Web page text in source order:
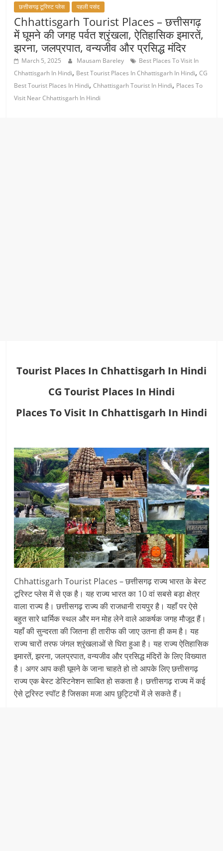
छत्तीसगढ़ टूरिस्ट प्लेस पहली पसंद
Chhattisgarh Tourist Places – छत्तीसगढ़
में घूमने की जगह पर्वत श्रृंखला, ऐतिहासिक इमारतें,
झरना, जलप्रपात, वन्यजीव और प्रसिद्ध मंदिर
March 5, 2025 Mausam Bareley
Best Places To Visit In
Chhattisgarh In Hindi, Best Tourist Places In Chhattisgarh In Hindi,CG
Best Tourist Places In Hindi,Chhattisgarh Tourist In Hindi, Places To
Visit Near Chhattisgarh In Hindi
Tourist Places In Chhattisgarh In Hindi
CG Tourist Places In Hindi
Places To Visit In Chhattisgarh In Hindi
Chhattisgarh Tourist Places – छत्तीसगढ़ राज्य भारत के बेस्ट
टूरिस्ट प्लेस में से एक है। यह राज्य भारत का 10 वां सबसे बड़ा क्षेत्र
वाला राज्य है। छत्तीसगढ़ राज्य की राजधानी रायपुर है। यहाँ पर ऐसे
बहुत सारे धार्मिक स्थल और मन मोह लेने वाले आकर्षक जगह मौजूद हैं।
यहाँ की सुन्दरता की जितना ही तारीफ की जाए उतना ही कम है। यह
राज्य चारों तरफ जंगल श्रृंखलाओं से घिरा हुआ है। यह राज्य ऐतिहासिक
इमारतें, झरना, जलप्रपात, वन्यजीव और प्रसिद्ध मंदिरों के लिए विख्यात
है। अगर आप कही घूमने के जाना चाहते हो तो आपके लिए छत्तीसगढ़
राज्य एक बेस्ट डेस्टिनेशन साबित हो सकता है। छत्तीसगढ़ राज्य में कई
ऐसे टूरिस्ट स्पॉट है जिसका मजा आप छुट्टियों में ले सकते हैं।